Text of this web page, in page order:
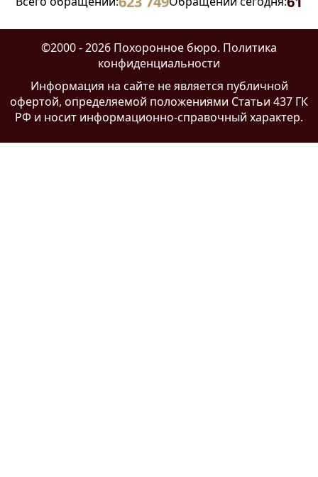
©2000 - 2026 Похоронное бюро. Политика
конфиденциальности
Информация на сайте не является публичной
офертой, определяемой положениями Статьи 437 ГК
РФ и носит информационно-справочный характер.